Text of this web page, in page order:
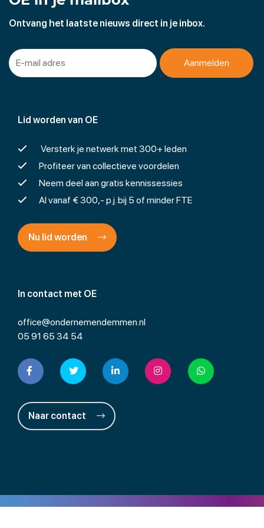
In contact met OE
office@ondernemendemmen.nl
05 91 65 34 54
Naar contact
Lid worden van OE
Versterk je netwerk met 300+ leden
Profiteer van collectieve voordelen
Neem deel aan gratis kennissessies
Al vanaf € 300,- p.j. bij 5 of minder FTE
Nu lid worden
Ontvang het laatste nieuws direct in je inbox.